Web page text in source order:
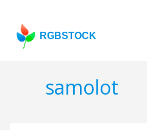
RGBSTOCK
samolot